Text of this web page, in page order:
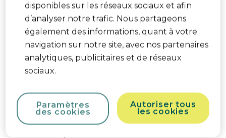
disponibles sur les réseaux sociaux et afin
d’analyser notre trafic. Nous partageons
également des informations, quant à votre
navigation sur notre site, avec nos partenaires
analytiques, publicitaires et de réseaux
sociaux.
Autoriser tous
les cookies
Paramètres
des cookies
qualité/prix, Sécurité, Fonctions pratiques
Oui, Je recommande ce produit.